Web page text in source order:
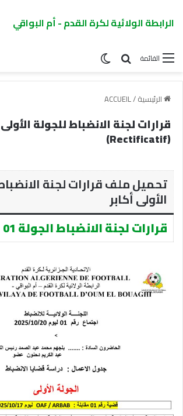
الرابطة الولائية لكرة القدم - أم البواقي
القائمة
الرئيسية/
ACCUEIL
قرارات لجنة الانضباط للجولة
(Rectificatif)
تحميل ملف قرارات لجنة
الأولى أكابر
قرارات لجنة الانضباط الجولة 01